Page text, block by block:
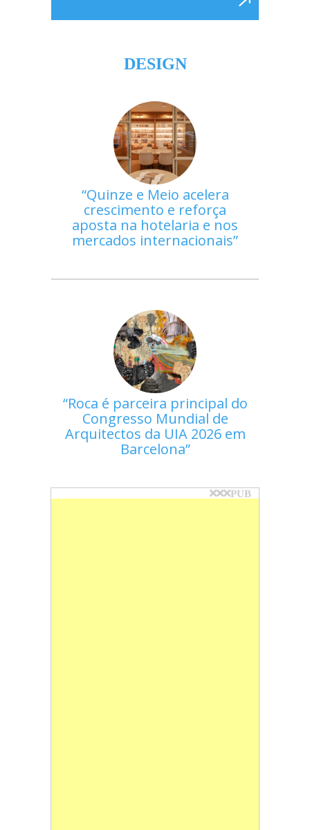
DESIGN
Quinze e Meio acelera
crescimento e reforça
aposta na hotelaria e nos
mercados internacionais
Roca é parceira principal do
Congresso Mundial de
Arquitectos da UIA 2026 em
Barcelona
PUB